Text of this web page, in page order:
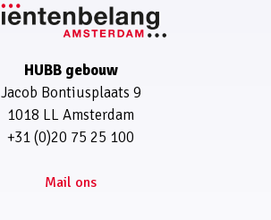
HUBB gebouw
Jacob Bontiusplaats 9
1018 LL Amsterdam
+31 (0)20 75 25 100